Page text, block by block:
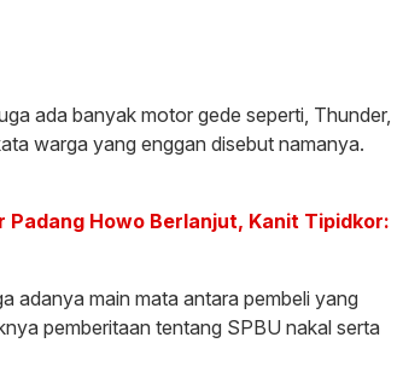
ada banyak motor gede seperti, Thunder,
warga yang enggan disebut namanya.
Padang Howo Berlanjut, Kanit Tipidkor:
adanya main mata antara pembeli yang
pemberitaan tentang SPBU nakal serta